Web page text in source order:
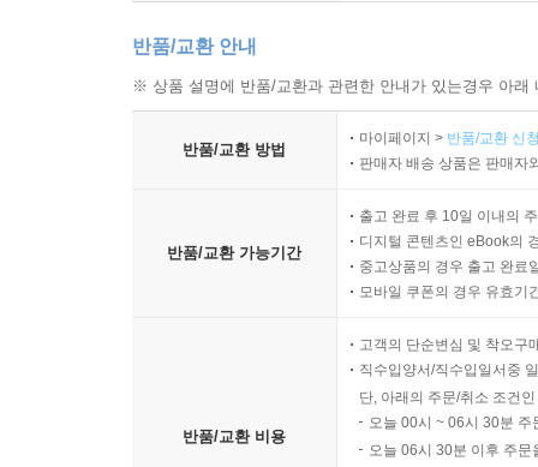
반품/교환 안내
※ 상품 설명에 반품/교환과 관련한 안내가 있는경우 아
반품/교환 방법
마이페이지 > 반품/교환 신
판매자 배송 상품은 판매자
반품/교환 가능기간
출고 완료 후 10일 이내의
디지털 콘텐츠인 eBook의
중고상품의 경우 출고 완료
모바일 쿠폰의 경우 유효기
반품/교환 비용
고객의 단순변심 및 착오구
직수입양서/직수입일서중
단, 아래의 주문/취소 조건
오늘 00시 ~ 06시 30분
오늘 06시 30분 이후 주